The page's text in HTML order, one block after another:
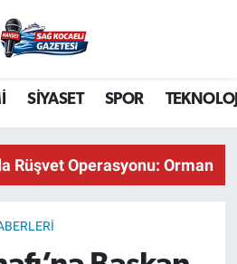
SİYASET SPOR
Rüşvet Operasyonu: Orman